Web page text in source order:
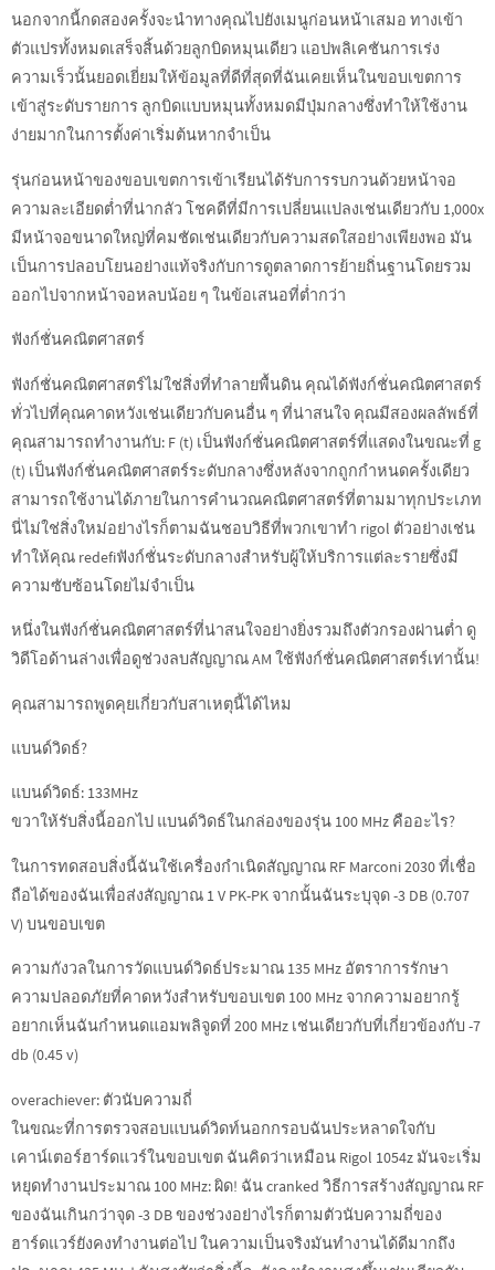
นอกจากนี้กดสองครั้งจะนำทางคุณไปยังเมนูก่อนหน้าเสมอ ทางเข้า
ตัวแปรทั้งหมดเสร็จสิ้นด้วยลูกบิดหมุนเดียว แอปพลิเคชันการเร่ง
ความเร็วนั้นยอดเยี่ยมให้ข้อมูลที่ดีที่สุดที่ฉันเคยเห็นในขอบเขตการ
เข้าสู่ระดับรายการ ลูกบิดแบบหมุนทั้งหมดมีปุ่มกลางซึ่งทำให้ใช้งาน
ง่ายมากในการตั้งค่าเริ่มต้นหากจำเป็น
รุ่นก่อนหน้าของขอบเขตการเข้าเรียนได้รับการรบกวนด้วยหน้าจอ
ความละเอียดต่ำที่น่ากลัว โชคดีที่มีการเปลี่ยนแปลงเช่นเดียวกับ 1,000x
มีหน้าจอขนาดใหญ่ที่คมชัดเช่นเดียวกับความสดใสอย่างเพียงพอ มัน
เป็นการปลอบโยนอย่างแท้จริงกับการดูตลาดการย้ายถิ่นฐานโดยรวม
ออกไปจากหน้าจอหลบน้อย ๆ ในข้อเสนอที่ต่ำกว่า
ฟังก์ชั่นคณิตศาสตร์
ฟังก์ชั่นคณิตศาสตร์ไม่ใช่สิ่งที่ทำลายพื้นดิน คุณได้ฟังก์ชั่นคณิตศาสตร์
ทั่วไปที่คุณคาดหวังเช่นเดียวกับคนอื่น ๆ ที่น่าสนใจ คุณมีสองผลลัพธ์ที่
คุณสามารถทำงานกับ: F (t) เป็นฟังก์ชั่นคณิตศาสตร์ที่แสดงในขณะที่ g
(t) เป็นฟังก์ชั่นคณิตศาสตร์ระดับกลางซึ่งหลังจากถูกกำหนดครั้งเดียว
สามารถใช้งานได้ภายในการคำนวณคณิตศาสตร์ที่ตามมาทุกประเภท
นี่ไม่ใช่สิ่งใหม่อย่างไรก็ตามฉันชอบวิธีที่พวกเขาทำ rigol ตัวอย่างเช่น
ทำให้คุณ redefiฟังก์ชั่นระดับกลางสำหรับผู้ให้บริการแต่ละรายซึ่งมี
ความซับซ้อนโดยไม่จำเป็น
หนึ่งในฟังก์ชั่นคณิตศาสตร์ที่น่าสนใจอย่างยิ่งรวมถึงตัวกรองผ่านต่ำ ดู
วิดีโอด้านล่างเพื่อดูช่วงลบสัญญาณ AM ใช้ฟังก์ชั่นคณิตศาสตร์เท่านั้น!
คุณสามารถพูดคุยเกี่ยวกับสาเหตุนี้ได้ไหม
แบนด์วิดธ์?
แบนด์วิดธ์: 133MHz
ขวาให้รับสิ่งนี้ออกไป แบนด์วิดธ์ในกล่องของรุ่น 100 MHz คืออะไร?
ในการทดสอบสิ่งนี้ฉันใช้เครื่องกำเนิดสัญญาณ RF Marconi 2030 ที่เชื่อ
ถือได้ของฉันเพื่อส่งสัญญาณ 1 V PK-PK จากนั้นฉันระบุจุด -3 DB (0.707
V) บนขอบเขต
ความกังวลในการวัดแบนด์วิดธ์ประมาณ 135 MHz อัตราการรักษา
ความปลอดภัยที่คาดหวังสำหรับขอบเขต 100 MHz จากความอยากรู้
อยากเห็นฉันกำหนดแอมพลิจูดที่ 200 MHz เช่นเดียวกับที่เกี่ยวข้องกับ -7
db (0.45 v)
overachiever: ตัวนับความถี่
ในขณะที่การตรวจสอบแบนด์วิดท์นอกกรอบฉันประหลาดใจกับ
เคาน์เตอร์ฮาร์ดแวร์ในขอบเขต ฉันคิดว่าเหมือน Rigol 1054z มันจะเริ่ม
หยุดทำงานประมาณ 100 MHz: ผิด! ฉัน cranked วิธีการสร้างสัญญาณ RF
ของฉันเกินกว่าจุด -3 DB ของช่วงอย่างไรก็ตามตัวนับความถี่ของ
ฮาร์ดแวร์ยังคงทำงานต่อไป ในความเป็นจริงมันทำงานได้ดีมากถึง